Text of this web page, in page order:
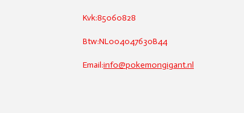
Kvk:85060828
Btw:NL004047630B44
Email:info@pokemongigant.nl